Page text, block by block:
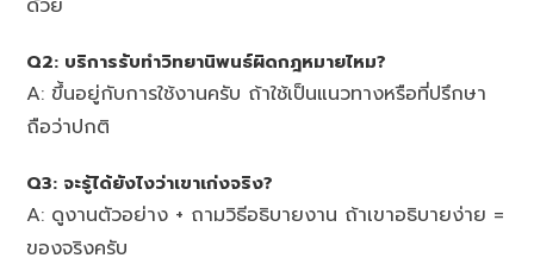
ด้วย
Q2: บริการรับทำวิทยานิพนธ์ผิดกฎหมายไหม?
A: ขึ้นอยู่กับการใช้งานครับ ถ้าใช้เป็นแนวทางหรือที่ปรึกษา
ถือว่าปกติ
Q3: จะรู้ได้ยังไงว่าเขาเก่งจริง?
A: ดูงานตัวอย่าง + ถามวิธีอธิบายงาน ถ้าเขาอธิบายง่าย =
ของจริงครับ